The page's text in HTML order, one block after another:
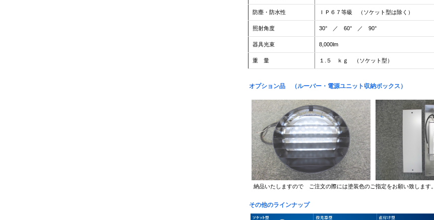
防塵・防水性 ＩＰ６７等級 （ソケット型は除く）
照射角度 30° ／ 60° ／ 90°
器具光束 8,000lm
重 量 １.５ ｋｇ （ソケット型）
オプション品 （ルーバー・電源ユニット収納ボックス）
納品いたしますので ご注文の際には塗装色のご指定をお願い致します。
その他のラインナップ